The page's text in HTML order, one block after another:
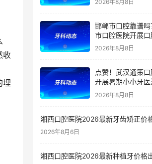
收
埋
2026年8月8日
邯郸市口腔靠谱
市口腔医院开展口
宣教公益活动
2026年8月8日
点赞！武汉通策
开展暑期小小牙
2026年8月8日
湘西口腔医院2026最新牙齿矫正价
2026年8月6日
湘西口腔医院2026最新种植牙价格